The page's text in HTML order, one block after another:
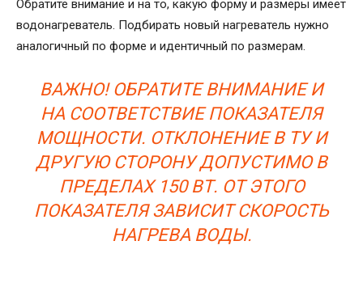
Обратите внимание и на то, какую форму и размеры имеет
водонагреватель. Подбирать новый нагреватель нужно
аналогичный по форме и идентичный по размерам.
ВАЖНО! ОБРАТИТЕ ВНИМАНИЕ И
НА СООТВЕТСТВИЕ ПОКАЗАТЕЛЯ
МОЩНОСТИ. ОТКЛОНЕНИЕ В ТУ И
ДРУГУЮ СТОРОНУ ДОПУСТИМО В
ПРЕДЕЛАХ 150 ВТ. ОТ ЭТОГО
ПОКАЗАТЕЛЯ ЗАВИСИТ СКОРОСТЬ
НАГРЕВА ВОДЫ.